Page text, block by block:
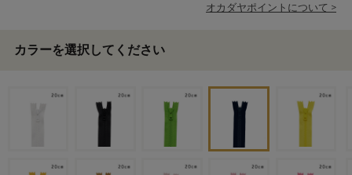
オカダヤポイントについて >
カラーを選択してください